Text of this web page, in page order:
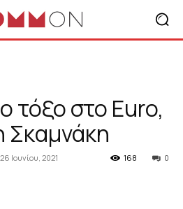
τόξο στο Euro,
Σκαμνάκη
26 Ιουνίου, 2021 0
168